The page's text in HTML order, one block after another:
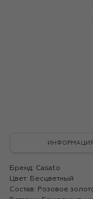
ИНФОРМАЦИЯ
Бренд: Casato
Цвет: Бесцветный
Состав: Розовое